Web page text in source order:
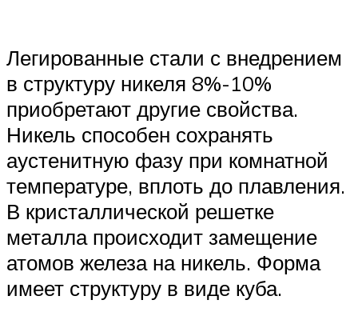
Легированные стали с внедрением
в структуру никеля 8%-10%
приобретают другие свойства.
Никель способен сохранять
аустенитную фазу при комнатной
температуре, вплоть до плавления.
В кристаллической решетке
металла происходит замещение
атомов железа на никель. Форма
имеет структуру в виде куба.